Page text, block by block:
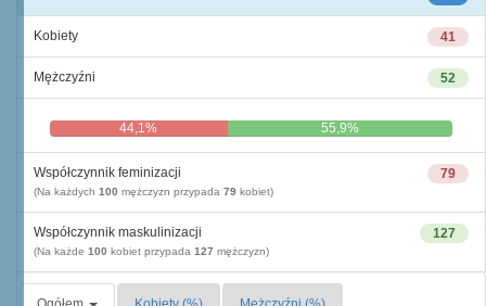
41
Kobiety
52
Mężczyźni
44,1% 55,9%
79
Współczynnik feminizacji
(Na każdych 100 mężczyzn przypada 79 kobiet)
127
Współczynnik maskulinizacji
(Na każde 100 kobiet przypada 127 mężczyzn)